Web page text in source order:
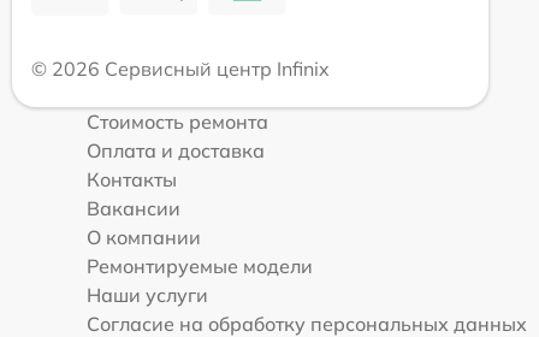
© 2026 Сервисный центр Infinix
Стоимость ремонта
Оплата и доставка
Контакты
Вакансии
О компании
Ремонтируемые модели
Наши услуги
Согласие на обработку персональных данных